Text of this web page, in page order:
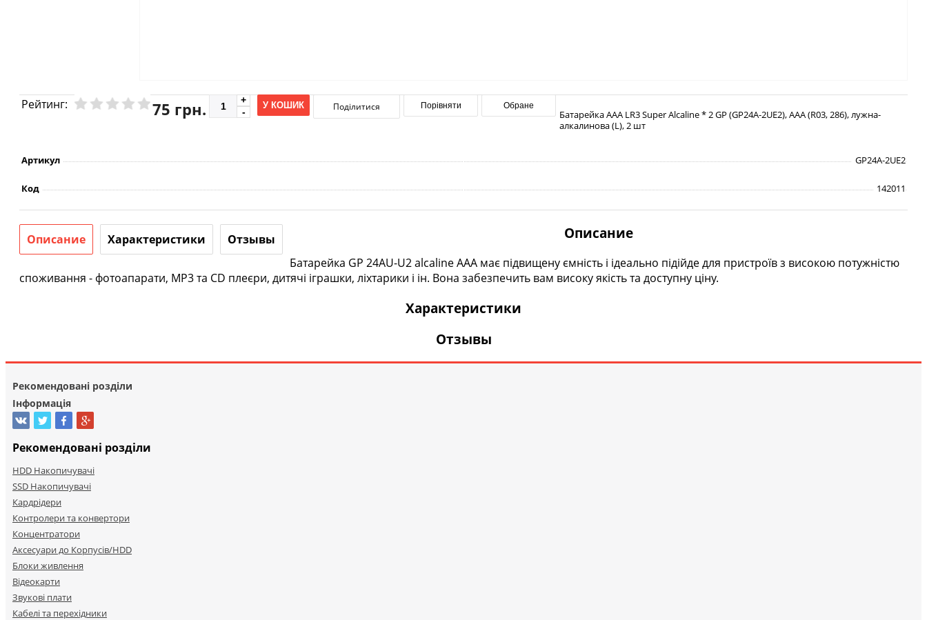
Рейтинг: 75 грн. У КОШИК Поділитися Порівняти Обране
Батарейка AAA LR3 Super Alcaline * 2 GP (GP24A-2UE2), AAA (R03, 286), лужна-
алкалинова (L), 2 шт
Артикул GP24A-2UE2
Код 142011
Описание Характеристики Отзывы Описание
Батарейка GP 24AU-U2 alcaline AAA має підвищену ємність і ідеально підійде для пристроїв з високою потужністю
споживання - фотоапарати, MP3 та CD плеєри, дитячі іграшки, ліхтарики і ін. Вона забезпечить вам високу якість та доступну ціну.
Характеристики
Отзывы
Рекомендовані розділи
Інформація
Рекомендовані розділи
HDD Накопичувачі
SSD Накопичувачі
Кардрідери
Контролери та конвертори
Концентратори
Аксесуари до Корпусів/HDD
Блоки живлення
Відеокарти
Звукові плати
Кабелі та перехідники